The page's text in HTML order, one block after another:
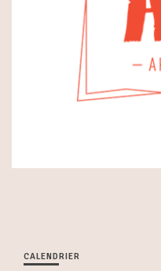
CALENDRIER